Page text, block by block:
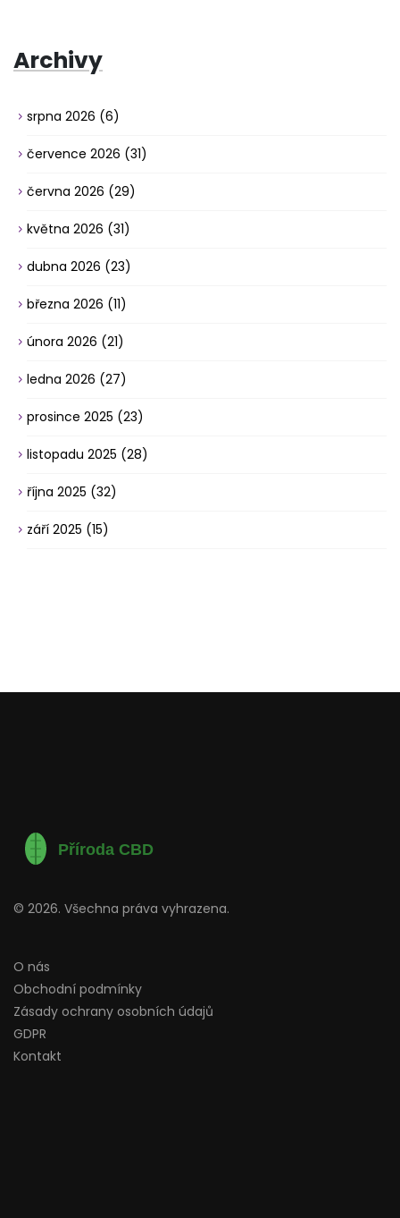
Archivy
srpna 2026 (6)
července 2026 (31)
června 2026 (29)
května 2026 (31)
dubna 2026 (23)
března 2026 (11)
února 2026 (21)
ledna 2026 (27)
prosince 2025 (23)
listopadu 2025 (28)
října 2025 (32)
září 2025 (15)
© 2026. Všechna práva vyhrazena.
O nás
Obchodní podmínky
Zásady ochrany osobních údajů
GDPR
Kontakt